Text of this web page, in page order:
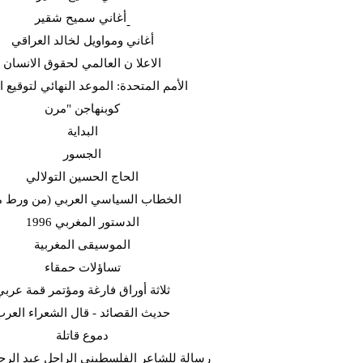
أغاني ومواويل لخالد العراقي
الاعلا ن العالمي لحقوق الانسان
الأمم المتحدة: الموعد النهائي لتوقيع
كوبنهاجن "مرن
البداية
الجسور
الحاج الحسين التولالي
(الخطاب السياسي العربي (من ورط
الدستور المغربي 1996
الموسيقى المغربية
تساؤلات حمقاء
ثلاثة أوراق فارغة ومؤتمر قمة
حديث القصائد - قال الشعراء
دموع قاتلة
رسالة للشاعر الفلسطيني الراحل عبد